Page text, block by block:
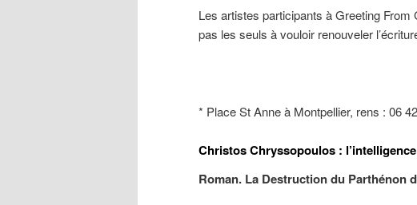
Les artistes participants à Greeting
pas les seuls à vouloir renouveler
* Place St Anne à Montpellier, rens : 06
Christos Chryssopoulos :
Roman. La Destruction du Parthénon